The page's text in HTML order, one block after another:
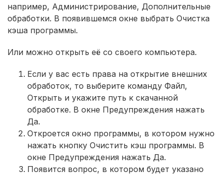
например, Администрирование, Дополнительные
обработки. В появившемся окне выбрать Очистка
кэша программы.
Или можно открыть её со своего компьютера.
Если у вас есть права на открытие внешних
обработок, то выберите команду Файл,
Открыть и укажите путь к скачанной
обработке. В окне Предупреждения нажать
Да.
Откроется окно программы, в котором нужно
нажать кнопку Очистить кэш программы. В
окне Предупреждения нажать Да.
Появится вопрос, в котором будет указано